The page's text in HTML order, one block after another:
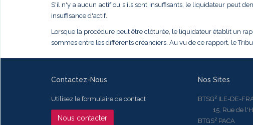
S'il n'y a aucun actif ou s'ils sont insuffisants, le liquidateur peut
insuffisance d'actif.
Lorsque la procédure peut être clôturée, le liquidateur établit un
sommes entre les différents créanciers. Au vu de ce rapport, le
Contactez-Nous
Utilisez le formulaire de contact
Nous contacter
Nos Sites
BTSG² ILE-DE-
15, Rue de
BTGS² PACA